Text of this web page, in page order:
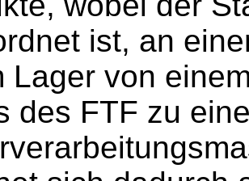
ist, an
Lager von
des FTF zu